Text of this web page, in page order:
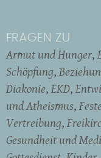
FRAGEN ZU
Armut und Hunger
Schöpfung
Diakonie EKD
und Atheismus
Vertreibung
Gesundheit und